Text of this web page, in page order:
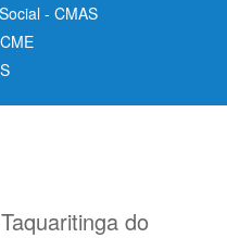
- CMAS
do